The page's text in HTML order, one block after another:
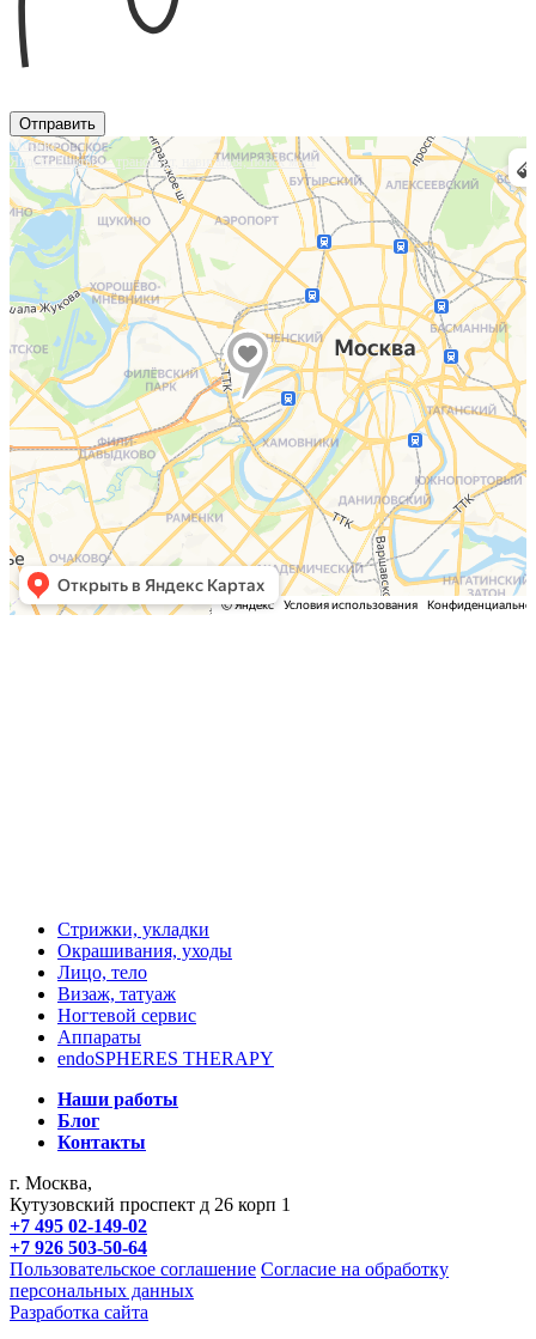
Отправить
Москва
Яндекс.Карты — транспорт, навигация, поиск мест
Стрижки, укладки
Окрашивания, уходы
Лицо, тело
Визаж, татуаж
Ногтевой сервис
Аппараты
endoSPHERES THERAPY
Наши работы
Блог
Контакты
г. Москва,
Кутузовский проспект д 26 корп 1
+7 495 02-149-02
+7 926 503-50-64
Пользовательское соглашение Согласие на обработку
персональных данных
Разработка сайта